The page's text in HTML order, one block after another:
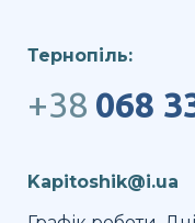
Тернопіль:
+38 068
Kapitoshik@i.ua